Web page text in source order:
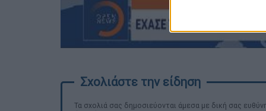
Τα σχολιά σας δημοσιεύονται άμεσα με δική σας